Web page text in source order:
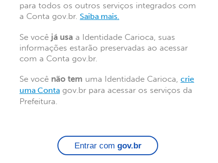
para todos os outros serviços integrados com
a Conta gov.br. Saiba mais.
Se você já usa a Identidade Carioca, suas
informações estarão preservadas ao acessar
com a Conta gov.br.
Se você não tem uma Identidade Carioca, crie
uma Conta gov.br para acessar os serviços da
Prefeitura.
Entrar com gov.br